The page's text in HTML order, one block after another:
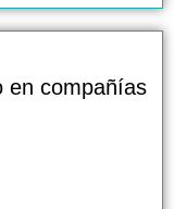
en compañías